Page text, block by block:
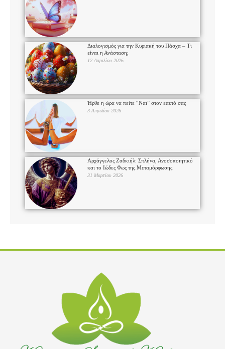
Διαλογισμός για την Κυριακή του Πάσχα – Τι
είναι η Ανάσταση;
12 Απριλίου 2026
Ήρθε η ώρα να πείτε “Ναι” στον εαυτό σας
3 Απριλίου 2026
Αρχάγγελος Ζαδκιήλ: Σπλήνα, Ανοσοποιητικό
και το Ιώδες Φως της Μεταμόρφωσης
31 Μαρτίου 2026